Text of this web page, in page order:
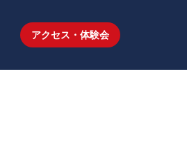
アクセス・体験会